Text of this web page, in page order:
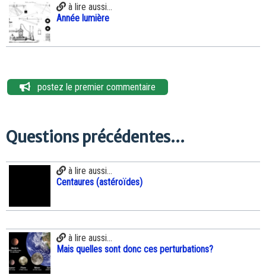
à lire aussi...
Année lumière
postez le premier commentaire
Questions précédentes...
à lire aussi...
Centaures (astéroïdes)
à lire aussi...
Mais quelles sont donc ces perturbations?